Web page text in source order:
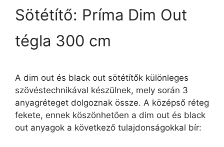
Sötétítő: Príma Dim Out
tégla 300 cm
A dim out és black out sötétítők különleges
szövéstechnikával készülnek, mely során 3
anyagréteget dolgoznak össze. A középső réteg
fekete, ennek köszönhetően a dim out és black
out anyagok a következő tulajdonságokkal bír: